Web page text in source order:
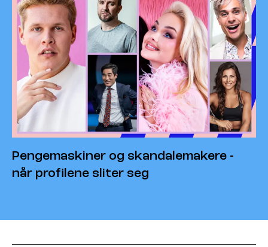
Pengemaskiner og skandalemakere -
når profilene sliter seg